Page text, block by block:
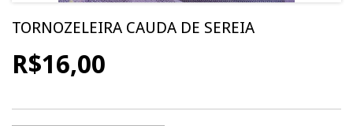
TORNOZELEIRA CAUDA DE SEREIA
R$16,00